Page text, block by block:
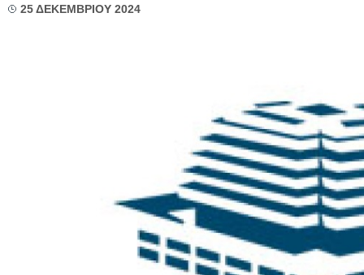
25 ΔΕΚΕΜΒΡΙΟΥ 2024